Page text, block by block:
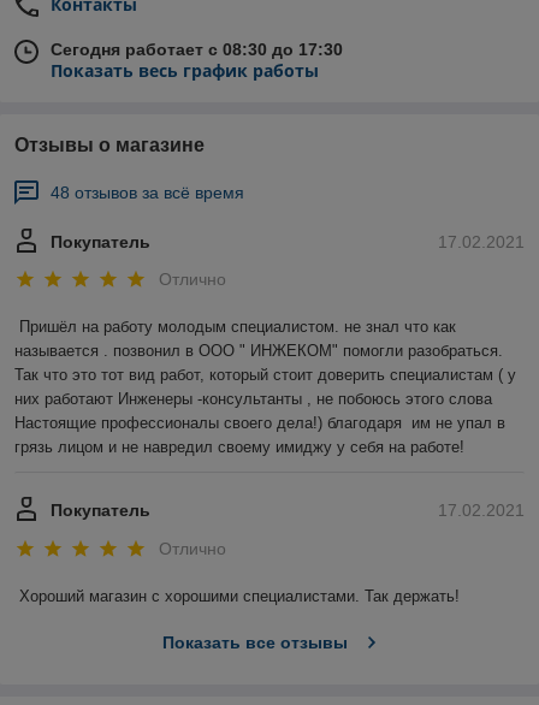
Сегодня работает с 08:30 до 17:30
Показать весь график работы
Отзывы о магазине
48 отзывов за всё время
17.02.2021
Покупатель
Отлично
Пришёл на работу молодым специалистом. не знал что как
называется . позвонил в ООО " ИНЖЕКОМ" помогли разобраться.
Так что это тот вид работ, который стоит доверить специалистам ( у
них работают Инженеры -консультанты , не побоюсь этого слова
Настоящие профессионалы своего дела!) благодаря  им не упал в
грязь лицом и не навредил своему имиджу у себя на работе!
17.02.2021
Покупатель
Отлично
Хороший магазин с хорошими специалистами. Так держать!
Показать все отзывы